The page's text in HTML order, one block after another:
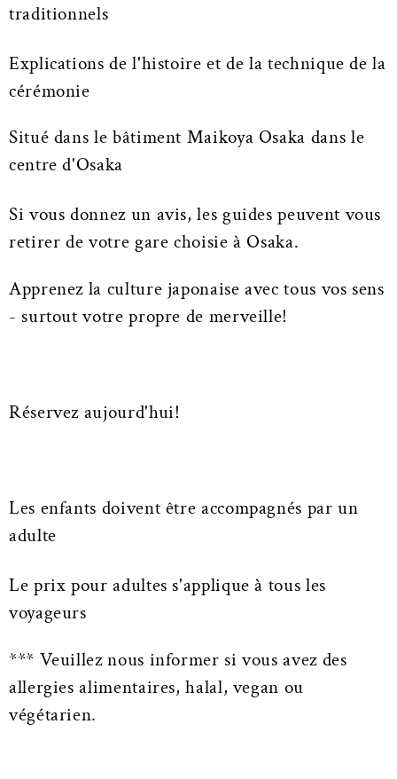
traditionnels
Explications de l'histoire et de la technique de la
cérémonie
Situé dans le bâtiment Maikoya Osaka dans le
centre d'Osaka
Si vous donnez un avis, les guides peuvent vous
retirer de votre gare choisie à Osaka.
Apprenez la culture japonaise avec tous vos sens
- surtout votre propre de merveille!
Réservez aujourd'hui!
Les enfants doivent être accompagnés par un
adulte
Le prix pour adultes s'applique à tous les
voyageurs
*** Veuillez nous informer si vous avez des
allergies alimentaires, halal, vegan ou
végétarien.